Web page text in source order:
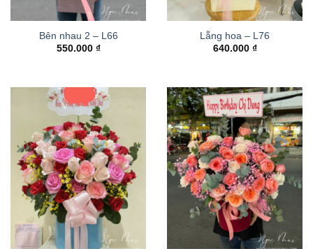
Bên nhau 2 – L66
550.000 ₫
Lẵng hoa – L76
640.000 ₫